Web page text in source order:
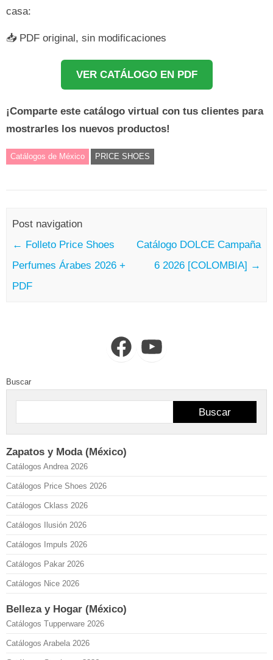
casa:
📥 PDF original, sin modificaciones
VER CATÁLOGO EN PDF
¡Comparte este catálogo virtual con tus clientes para
mostrarles los nuevos productos!
Catálogos de México PRICE SHOES
Post navigation
← Folleto Price Shoes
Perfumes Árabes 2026 +
PDF
Catálogo DOLCE Campaña
6 2026 [COLOMBIA] →
FacebookYouTube
Buscar
Buscar
Zapatos y Moda (México)
Catálogos Andrea 2026
Catálogos Price Shoes 2026
Catálogos Cklass 2026
Catálogos Ilusión 2026
Catálogos Impuls 2026
Catálogos Pakar 2026
Catálogos Nice 2026
Belleza y Hogar (México)
Catálogos Tupperware 2026
Catálogos Arabela 2026